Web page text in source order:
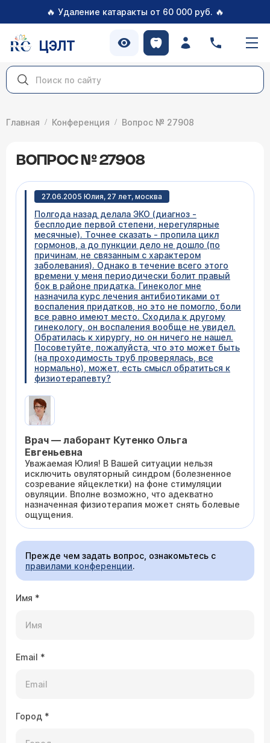
🔥 Удаление катаракты от 60 000 руб. 🔥
ЦЭЛТ
Главная Конференция Вопрос № 27908
ВОПРОС № 27908
27.06.2005 Юлия, 27 лет, москва
Полгода назад делала ЭКО (диагноз -
бесплодие первой степени, нерегулярные
месячные). Точнее сказать - пропила цикл
гормонов, а до пункции дело не дошло (по
причинам, не связанным с характером
заболевания). Однако в течение всего этого
времени у меня периодически болит правый
бок в районе придатка. Гинеколог мне
назначила курс лечения антибиотиками от
воспаления придатков, но это не помогло, боли
все равно имеют место. Сходила к другому
гинекологу, он воспаления вообще не увидел.
Обратилась к хирургу, но он ничего не нашел.
Посоветуйте, пожалуйста, что это может быть
(на проходимость труб проверялась, все
нормально), может, есть смысл обратиться к
физиотерапевту?
Врач — лаборант Кутенко Ольга
Евгеньевна
Уважаемая Юлия! В Вашей ситуации нельзя
исключить овуляторный синдром (болезненное
созревание яйцеклетки) на фоне стимуляции
овуляции. Вполне возможно, что адекватно
назначенная физиотерапия может снять болевые
ощущения.
Прежде чем задать вопрос, ознакомьтесь с
правилами конференции.
Имя *
Email *
Город *